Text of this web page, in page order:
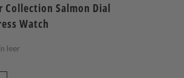
Collection Salmon Dial
Watch
leer